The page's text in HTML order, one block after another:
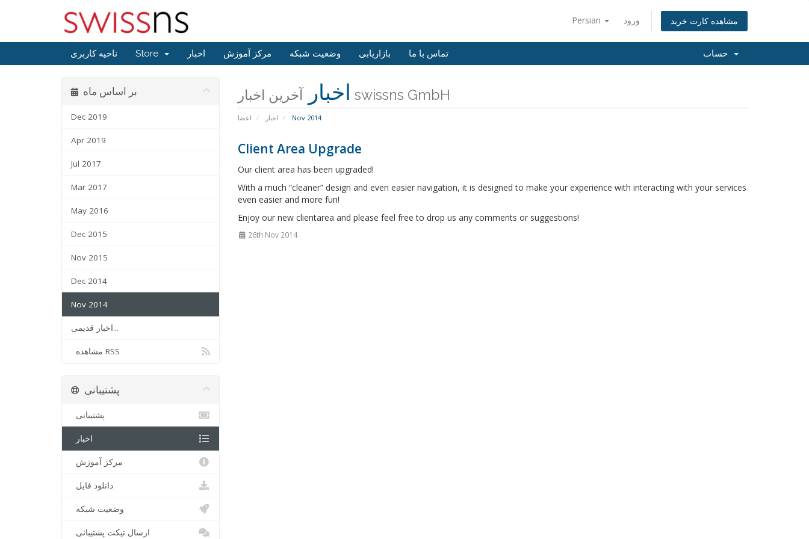
Persian ورود مشاهده کارت خرید
ناحیه کاربری Store اخبار مرکز آموزش وضعیت شبکه بازاریابی تماس با ما
اخبار آخرین اخبار swissns GmbH
اعضا اخبار Nov 2014
بر اساس ماه
Dec 2019
Apr 2019
Jul 2017
Mar 2017
May 2016
Dec 2015
Nov 2015
Dec 2014
Nov 2014
اخبار قدیمی...
مشاهده RSS
Client Area Upgrade
Our client area has been upgraded!
With a much “cleaner” design and even easier navigation, it is designed to make your experience with interacting with your services
even easier and more fun!
Enjoy our new clientarea and please feel free to drop us any comments or suggestions!
26th Nov 2014
پشتیبانی
پشتیبانی
اخبار
مرکز آموزش
دانلود فایل
وضعیت شبکه
ارسال تیکت پشتیبانی